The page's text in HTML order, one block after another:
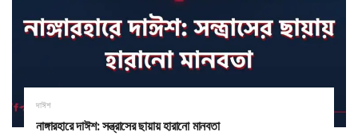
দাঈশ
নাঙ্গারহারে দাঈশ: সন্ত্রাসের ছায়ায় হারানো মানবতা